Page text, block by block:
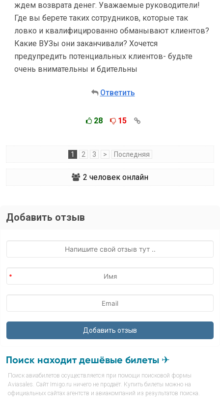
ждем возврата денег. Уважаемые руководители!
Где вы берете таких сотрудников, которые так
ловко и квалифицированно обманывают клиентов?
Какие ВУЗы они заканчивали? Хочется
предупредить потенциальных клиентов- будьте
очень внимательны и бдительны
Ответить
28 15
1 2 3 > Последняя
2 человек онлайн
Добавить отзыв
Поиск находит дешёвые билеты ✈
Поиск авиабилетов осуществляется при помощи поисковой формы
Aviasales. Сайт Imigo.ru ничего не продаёт. Купить билеты можно на
официальных сайтах агентств и авиакомпаний из результатов поиска.